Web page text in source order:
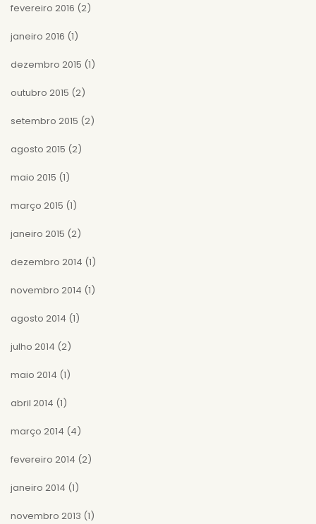
fevereiro 2016 (2)
janeiro 2016 (1)
dezembro 2015 (1)
outubro 2015 (2)
setembro 2015 (2)
agosto 2015 (2)
maio 2015 (1)
março 2015 (1)
janeiro 2015 (2)
dezembro 2014 (1)
novembro 2014 (1)
agosto 2014 (1)
julho 2014 (2)
maio 2014 (1)
abril 2014 (1)
março 2014 (4)
fevereiro 2014 (2)
janeiro 2014 (1)
novembro 2013 (1)